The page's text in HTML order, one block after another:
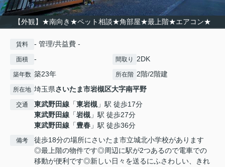
【外観】★南向き★ペット相談★角部屋★最上階★エアコン★
賃料 - 管理/共益費 -
面積 - 間取り 2DK
築年数 築23年 所在階 2階/2階建
所在地 埼玉県さいたま市岩槻区大字南平野
交通 東武野田線 「東岩槻 」駅 徒歩17分
東武野田線 「岩槻 」駅 徒歩27分
東武野田線 「豊春 」駅 徒歩36分
備考
徒歩18分の場所にさいたま市立城北小学校があります
◎最上階の物件です◎周辺に駅が2つあるので電車での
移動が便利です◎新しい日々を送るにふさわしい、きれ